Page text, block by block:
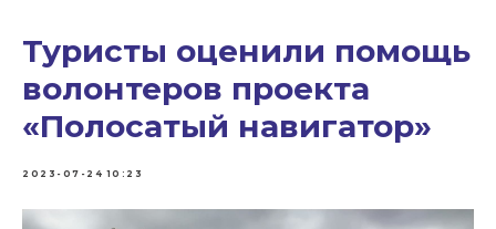
Туристы оценили помощь
волонтеров проекта
«Полосатый навигатор»
2023-07-24 10:23